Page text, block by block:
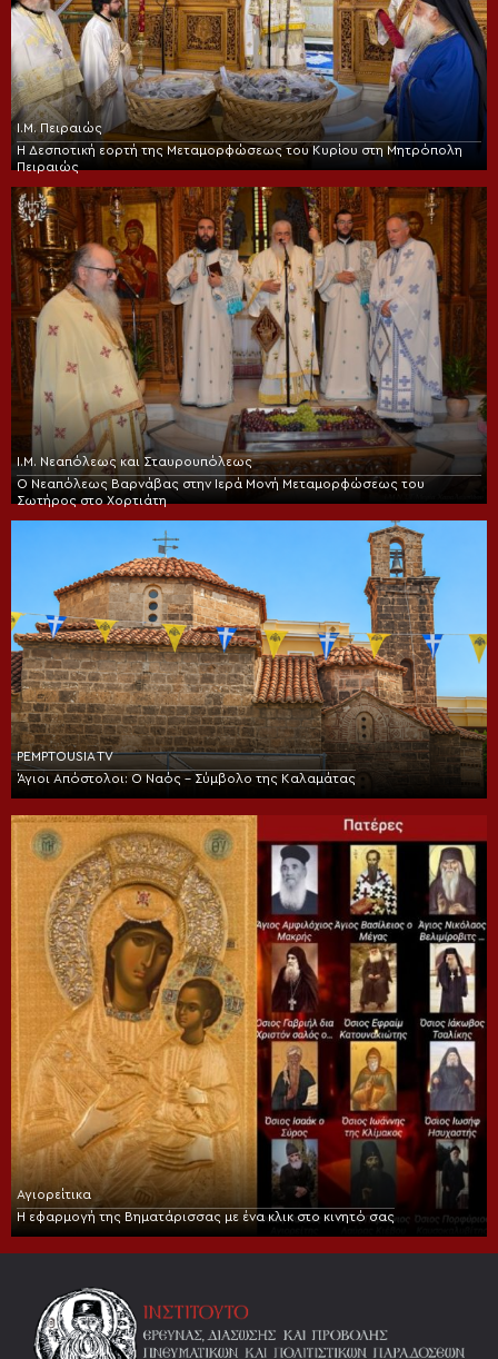
Ι.Μ. Πειραιώς
Η Δεσποτική εορτή της Μεταμορφώσεως του Κυρίου στη Μητρόπολη
Πειραιώς
Ι.Μ. Νεαπόλεως και Σταυρουπόλεως
Ο Νεαπόλεως Βαρνάβας στην Ιερά Μονή Μεταμορφώσεως του
Σωτήρος στο Χορτιάτη
PEMPTOUSIA TV
Άγιοι Απόστολοι: Ο Ναός – Σύμβολο της Καλαμάτας
Αγιορείτικα
Η εφαρμογή της Βηματάρισσας με ένα κλικ στο κινητό σας